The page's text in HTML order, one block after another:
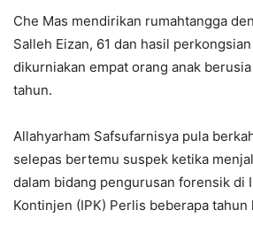
Che Mas mendirikan rumahtangga
Salleh Eizan, 61 dan hasil
dikurniakan empat orang anak
tahun.
Allahyarham Safsufarnisya pula
selepas bertemu suspek ketika
dalam bidang pengurusan forensik di
Kontinjen (IPK) Perlis beberapa tahun